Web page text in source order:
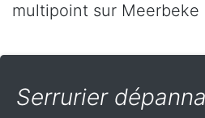
multipoint sur Meerbeke
Serrurier